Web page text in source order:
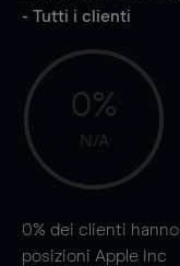
- Tutti i clienti
0%
N/A
0% dei clienti hanno
posizioni Apple Inc